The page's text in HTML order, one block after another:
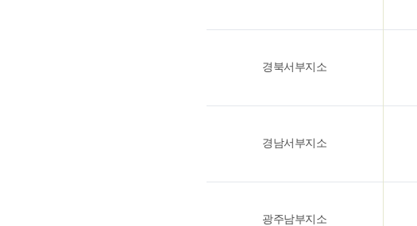
경북서부지소
경남서부지소
광주남부지소